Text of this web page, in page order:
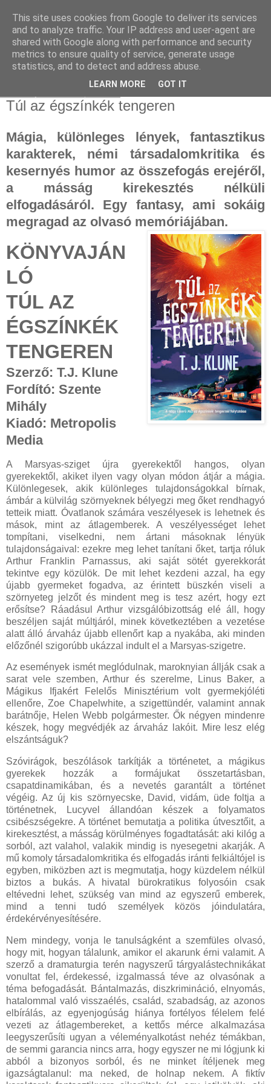
Túl az égszínkék tengeren
Mágia, különleges lények, fantasztikus
karakterek, némi társadalomkritika és
kesernyés humor az összefogás erejéről,
a másság kirekesztés nélküli
elfogadásáról. Egy fantasy, ami sokáig
megragad az olvasó memóriájában.
KÖNYVAJÁN
LÓ
TÚL AZ
ÉGSZÍNKÉK
TENGEREN
Szerző: T.J. Klune
Fordító: Szente
Mihály
Kiadó: Metropolis
Media
A Marsyas-sziget újra gyerekektől hangos, olyan
gyerekektől, akiket ilyen vagy olyan módon átjár a mágia.
Különlegesek, akik különleges tulajdonságokkal bírnak,
ámbár a külvilág szörnyeknek bélyegzi meg őket rendhagyó
tetteik miatt. Óvatlanok számára veszélyesek is lehetnek és
mások, mint az átlagemberek. A veszélyességet lehet
tompítani, viselkedni, nem ártani másoknak lényük
tulajdonságaival: ezekre meg lehet tanítani őket, tartja róluk
Arthur Franklin Parnassus, aki saját sötét gyerekkorát
tekintve egy közülök. De mit lehet kezdeni azzal, ha egy
újabb gyermeket fogadva, az érintett büszkén viseli a
szörnyeteg jelzőt és mindent meg is tesz azért, hogy ezt
erősítse? Ráadásul Arthur vizsgálóbizottság elé áll, hogy
beszéljen saját múltjáról, minek következtében a vezetése
alatt álló árvaház újabb ellenőrt kap a nyakába, aki minden
előzőnél szigorúbb ukázzal indult el a Marsyas-szigetre.
Az események ismét meglódulnak, maroknyian állják csak a
sarat vele szemben, Arthur és szerelme, Linus Baker, a
Mágikus Ifjakért Felelős Minisztérium volt gyermekjóléti
ellenőre, Zoe Chapelwhite, a szigettündér, valamint annak
barátnője, Helen Webb polgármester. Ők négyen mindenre
készek, hogy megvédjék az árvaház lakóit. Mire lesz elég
elszántságuk?
Szóvirágok, beszólások tarkítják a történetet, a mágikus
gyerekek hozzák a formájukat összetartásban,
csapatdinamikában, és a nevetés garantált a történet
végéig. Az új kis szörnyecske, David, vidám, üde foltja a
történetnek, Lucyvel állandóan készek a folyamatos
csibészségekre. A történet bemutatja a politika útvesztőit, a
kirekesztést, a másság körülményes fogadtatását: aki kilóg a
sorból, azt valahol, valakik mindig is nyesegetni akarják. A
mű komoly társadalomkritika és elfogadás iránti felkiáltójel is
egyben, miközben azt is megmutatja, hogy küzdelem nélkül
biztos a bukás. A hivatal bürokratikus folyosóin csak
eltévedni lehet, szükség van mind az egyszerű emberek,
mind a tenni tudó személyek közös jóindulatára,
érdekérvényesítésére.
Nem mindegy, vonja le tanulságként a szemfüles olvasó,
hogy mit, hogyan tálalunk, amikor el akarunk érni valamit. A
szerző a dramaturgia terén nagyszerű tárgyalástechnikákat
vonultat fel, érdekessé, izgalmassá téve az olvasónak a
téma befogadását. Bántalmazás, diszkrimináció, elnyomás,
hatalommal való visszaélés, család, szabadság, az azonos
elbírálás, az egyenjogúság hiánya fortélyos félelem felé
vezeti az átlagembereket, a kettős mérce alkalmazása
leegyszerűsíti ugyan a véleményalkotást nehéz témákban,
de semmi garancia nincs arra, hogy egyszer ne mi lógjunk ki
abból a bizonyos sorból, és ne minket ítéljenek meg
igazságtalanul: ma neked, de holnap nekem. A fiktív
This site uses cookies from Google to deliver its services
and to analyze traffic. Your IP address and user-agent are
shared with Google along with performance and security
metrics to ensure quality of service, generate usage
statistics, and to detect and address abuse.
LEARN MORE GOT IT